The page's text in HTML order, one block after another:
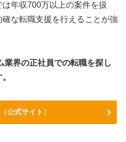
年収700万以上の案件を扱
な転職支援を行えることが強
業界の正社員での転職を探し
公式サイト）